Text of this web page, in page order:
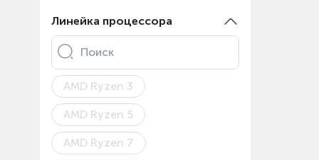
Asus ROG Zephyrus G16
Asus TUF Gaming A15
Asus TUF Gaming A16
Asus TUF Gaming F17
Asus TUF Gaming
Линейка процессора
Поиск
AMD Ryzen 3
AMD Ryzen 5
AMD Ryzen 7